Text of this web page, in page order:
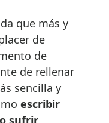
que más y
de
de
de rellenar
sencilla y
escribir
sufrir